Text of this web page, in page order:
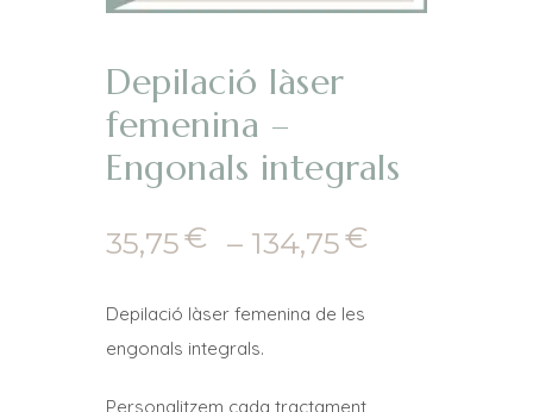
Depilació làser
femenina –
Engonals integrals
35,75€ – 134,75€
Depilació làser femenina de les
engonals integrals.
Personalitzem cada tractament